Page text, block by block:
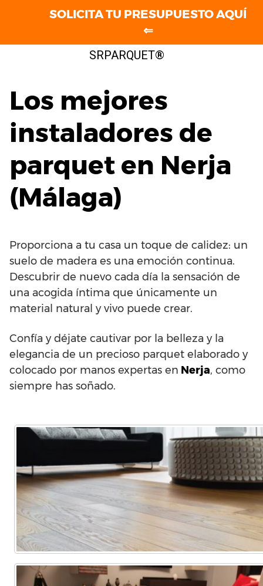
SRPARQUET®
Los mejores
instaladores de
parquet en Nerja
(Málaga)
Proporciona a tu casa un toque de calidez: un
suelo de madera es una emoción continua.
Descubrir de nuevo cada día la sensación de
una acogida íntima que únicamente un
material natural y vivo puede crear.
Confía y déjate cautivar por la belleza y la
elegancia de un precioso parquet elaborado y
colocado por manos expertas en Nerja, como
siempre has soñado.
SOLICITA TU PRESUPUESTO AQUÍ
⇐